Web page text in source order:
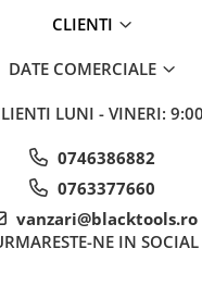
4
impact
1/2
3/4
CLIENTI
DATE COMERCIALE
LUNI - VINERI:
0746386882
0763377660
vanzari@blacktools.ro
NE IN